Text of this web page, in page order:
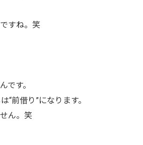
すね。笑
です。
“前借り”になります。
ん。笑